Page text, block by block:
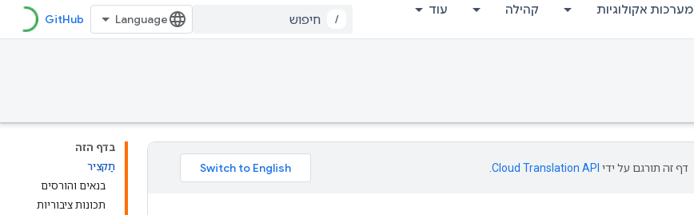
מערכות אקולוגיות קהילה עוד
/
GitHub
בדף הזה
תַקצִיר
בנאים והורסים
תכונות ציבוריות
דף זה תורגם על ידי Cloud Translation API